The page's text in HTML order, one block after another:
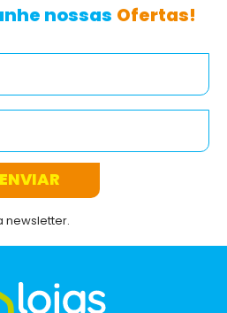
nossas Ofertas!
ENVIAR
newsletter.